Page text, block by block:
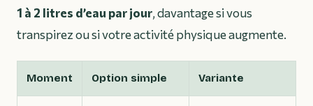
1 à 2 litres d’eau par jour, davantage si vous
transpirez ou si votre activité physique augmente.
Moment Option simple Variante